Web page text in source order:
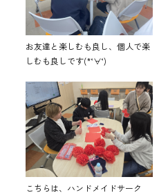
お友達と楽しむも良し、個人で楽
しむも良しです(*‘∀‘)
こちらは、ハンドメイドサーク